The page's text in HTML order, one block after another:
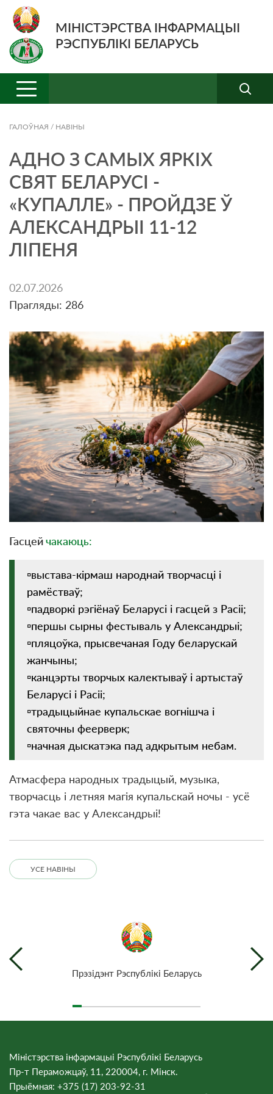
МІНІСТЭРСТВА ІНФАРМАЦЫІ
РЭСПУБЛІКІ БЕЛАРУСЬ
ГАЛОЎНАЯ / НАВIНЫ
АДНО З САМЫХ ЯРКІХ
СВЯТ БЕЛАРУСІ -
«КУПАЛЛЕ» - ПРОЙДЗЕ Ў
АЛЕКСАНДРЫІ 11-12
ЛІПЕНЯ
02.07.2026
Прагляды: 286
Гасцейчакаюць:
▫️выстава-кірмаш народнай творчасці і
рамёстваў;
▫️падворкі рэгіёнаў Беларусі і гасцей з Расіі;
▫️першы сырны фестываль у Александрыі;
▫️пляцоўка, прысвечаная Году беларускай
жанчыны;
▫️канцэрты творчых калектываў і артыстаў
Беларусі і Расіі;
▫️традыцыйнае купальскае вогнішча і
святочны феерверк;
▫️начная дыскатэка пад адкрытым небам.
Атмасфера народных традыцый, музыка,
творчасць і летняя магія купальскай ночы - усё
гэта чакае вас у Александрыі!
УСЕ НАВІНЫ
Прэзiдэнт Рэспублiкi Беларусь
Міністэрства інфармацыі Рэспублікі Беларусь
Пр-т Пераможцаў, 11, 220004, г. Мінск.
Прыёмная: +375 (17) 203-92-31